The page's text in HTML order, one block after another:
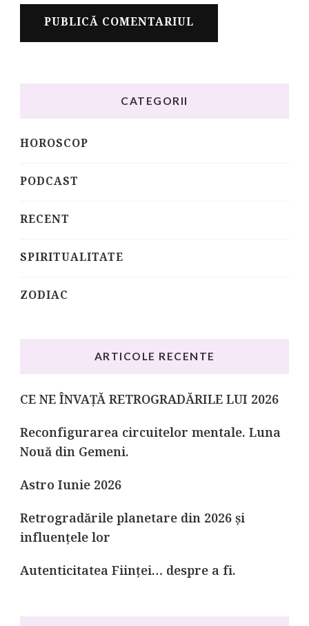
CATEGORII
HOROSCOP
PODCAST
RECENT
SPIRITUALITATE
ZODIAC
ARTICOLE RECENTE
CE NE ÎNVAȚĂ RETROGRADĂRILE LUI 2026
Reconfigurarea circuitelor mentale. Luna
Nouă din Gemeni.
Astro Iunie 2026
Retrogradările planetare din 2026 și
influențele lor
Autenticitatea Ființei… despre a fi.